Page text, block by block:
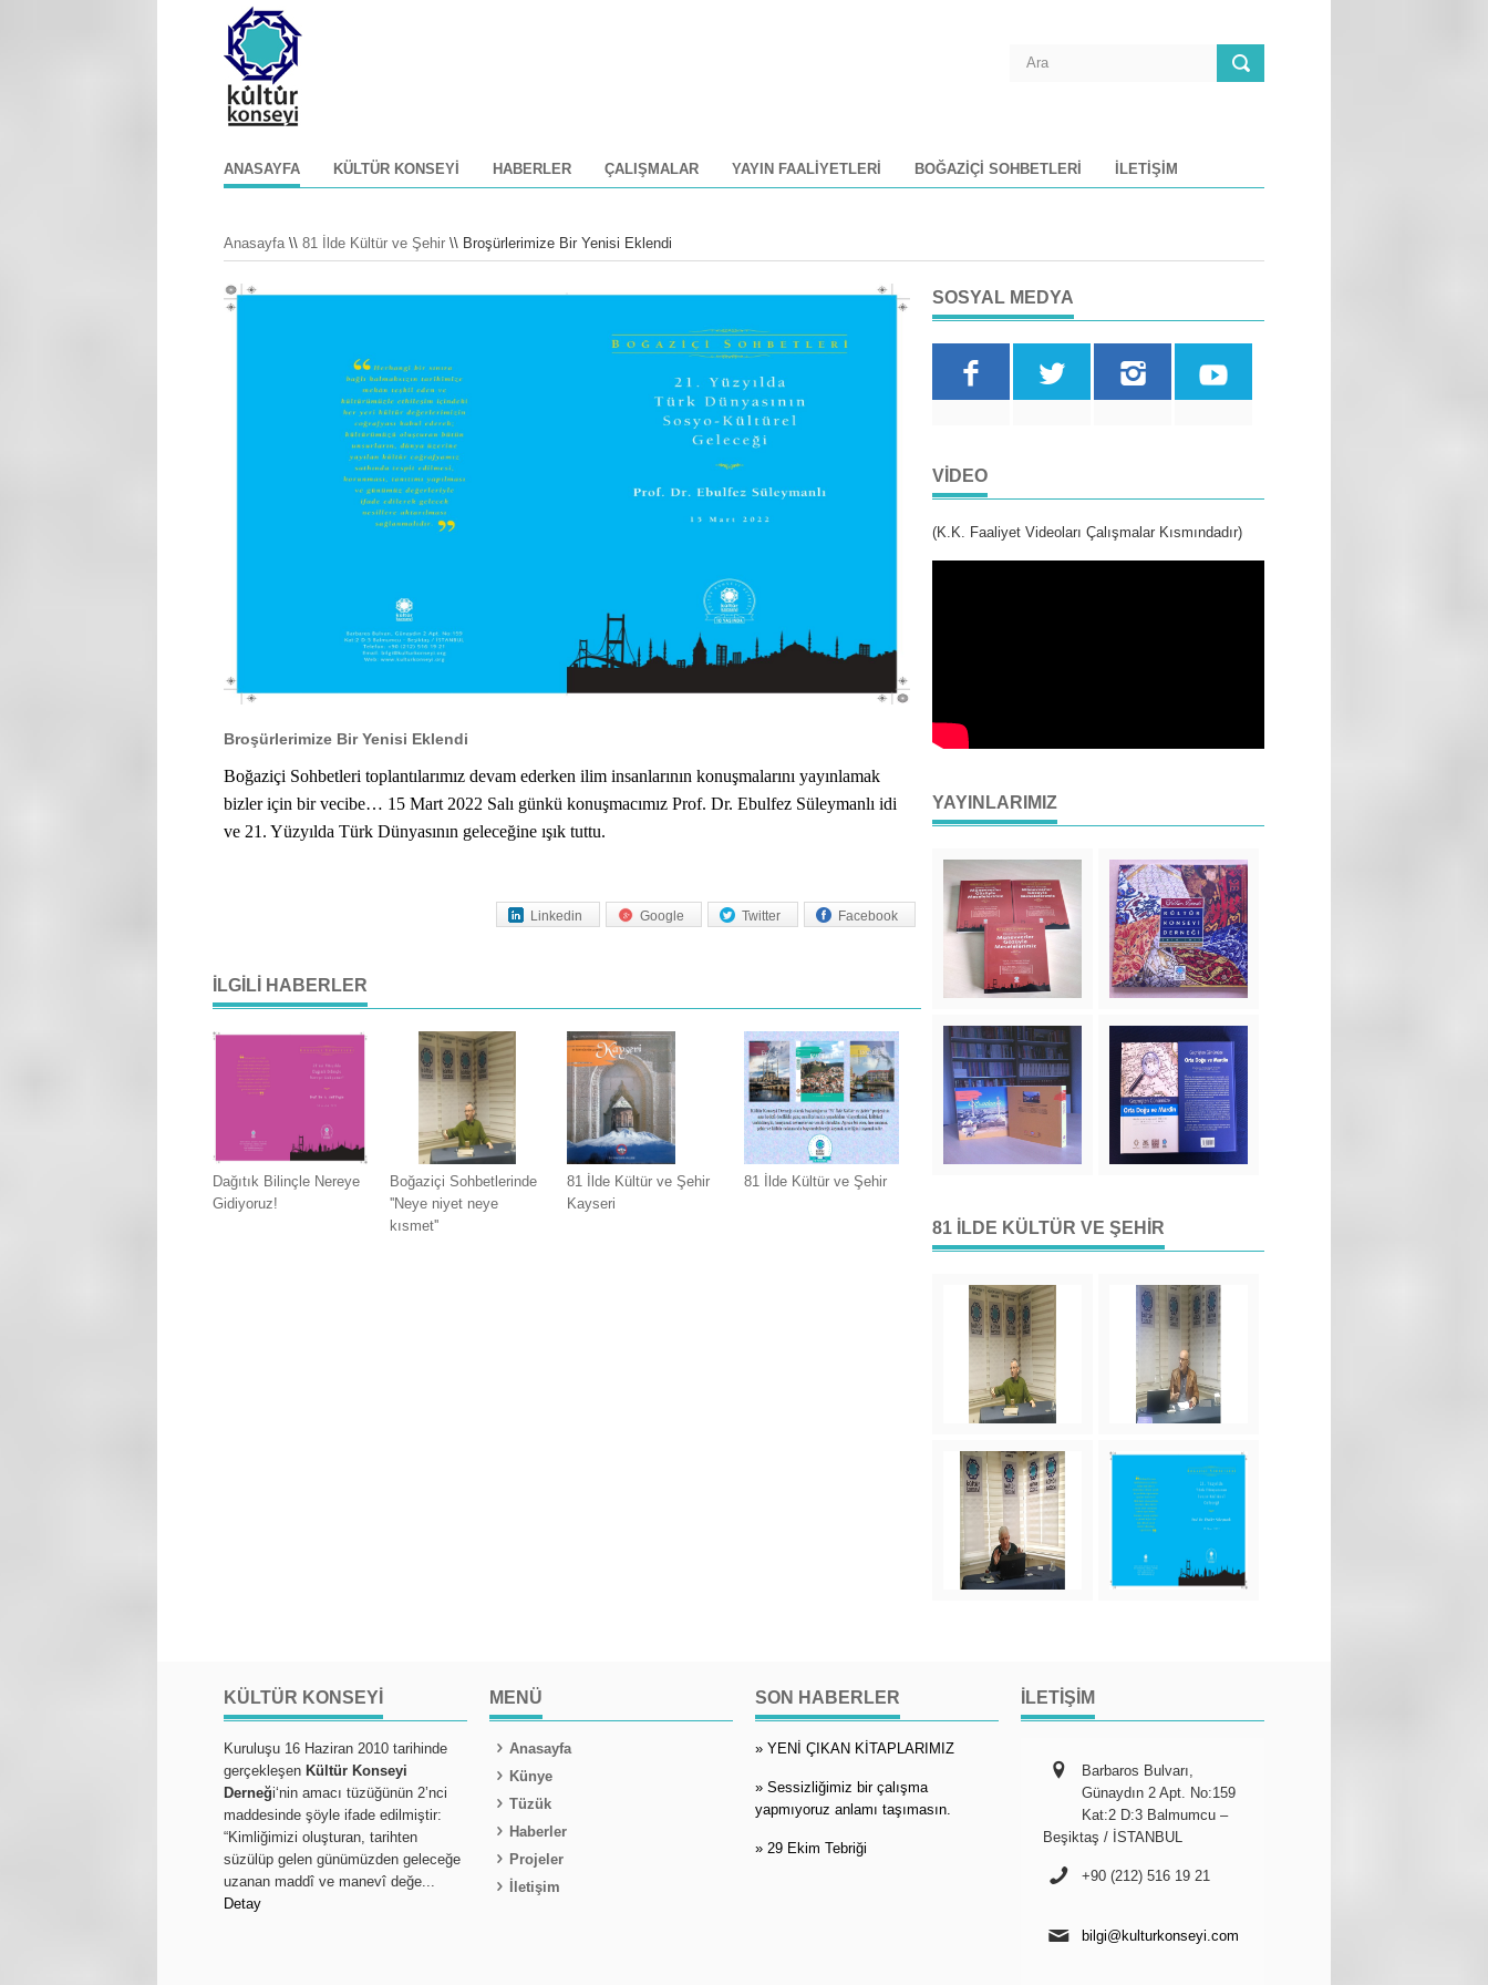
ANASAYFA KÜLTÜR KONSEYI HABERLER ÇALIŞMALAR YAYIN FAALIYETLERI BOĞAZIÇI SOHBETLERI İLETIŞIM
Anasayfa\\ 81 İlde Kültür ve Şehir \\ Broşürlerimize Bir Yenisi Eklendi
Broşürlerimize Bir Yenisi Eklendi
Boğaziçi Sohbetleri toplantılarımız devam ederken ilim insanlarının konuşmalarını yayınlamak
bizler için bir vecibe… 15 Mart 2022 Salı günkü konuşmacımız Prof. Dr. Ebulfez Süleymanlı idi
ve 21. Yüzyılda Türk Dünyasının geleceğine ışık tuttu.
Facebook
Twitter
Google
Linkedin
İLGILI HABERLER
Dağıtık Bilinçle Nereye
Gidiyoruz!
Boğaziçi Sohbetlerinde
''Neye niyet neye
kısmet''
81 İlde Kültür ve Şehir
Kayseri
81 İlde Kültür ve Şehir
SOSYAL MEDYA
VIDEO
(K.K. Faaliyet Videoları Çalışmalar Kısmındadır)
YAYINLARIMIZ
81 İLDE KÜLTÜR VE ŞEHIR
KÜLTÜR KONSEYI
Kuruluşu 16 Haziran 2010 tarihinde
gerçekleşen Kültür Konseyi
Derneği‘nin amacı tüzüğünün 2’nci
maddesinde şöyle ifade edilmiştir:
“Kimliğimizi oluşturan, tarihten
süzülüp gelen günümüzden geleceğe
uzanan maddî ve manevî değe...
Detay
MENÜ
Anasayfa
Künye
Tüzük
Haberler
Projeler
İletişim
SON HABERLER
» YENİ ÇIKAN KİTAPLARIMIZ
» Sessizliğimiz bir çalışma
yapmıyoruz anlamı taşımasın.
» 29 Ekim Tebriği
İLETIŞIM
Barbaros Bulvarı,
Günaydın 2 Apt. No:159
Kat:2 D:3 Balmumcu –
Beşiktaş / İSTANBUL
+90 (212) 516 19 21
bilgi@kulturkonseyi.com